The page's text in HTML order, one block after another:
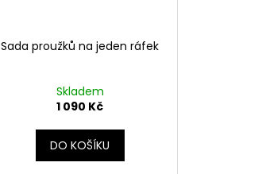
Sada proužků na jeden ráfek
Skladem
1 090 Kč
DO KOŠÍKU